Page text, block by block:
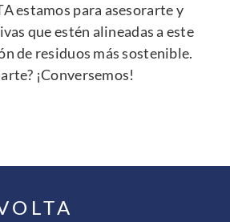
estamos para asesorarte y
que estén alineadas a este
de residuos más sostenible.
¡Conversemos!